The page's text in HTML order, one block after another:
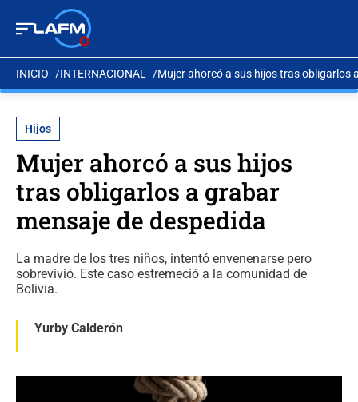
INICIO INTERNACIONAL Mujer ahorcó a sus hijos tras obligarlos
Hijos
Mujer ahorcó a sus hijos
tras obligarlos a grabar
mensaje de despedida
La madre de los tres niños, intentó envenenarse pero
sobrevivió. Este caso estremeció a la comunidad de
Bolivia.
Yurby Calderón